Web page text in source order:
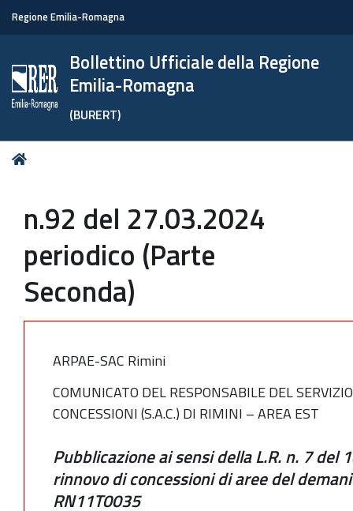
Regione Emilia-Romagna
Bollettino Ufficiale della Regione
Emilia-Romagna
(BURERT)
Tu
n.92 del 27.03.2024
periodico (Parte
Seconda)
ARPAE-SAC Rimini
COMUNICATO DEL RESPONSABILE DEL
CONCESSIONI (S.A.C.) DI RIMINI – AREA EST
Pubblicazione ai sensi della L.R. n. 7 del
rinnovo di concessioni di aree del
RN11T0035